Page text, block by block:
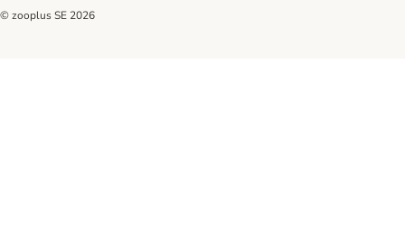
© zooplus SE 2026